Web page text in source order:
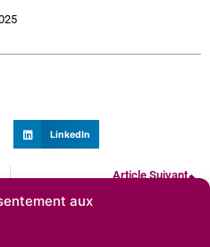
aux
LinkedIn
Article Suivant